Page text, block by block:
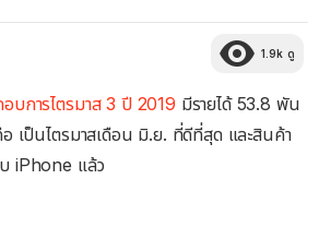
1.9k ดู
บการไตรมาส 3 ปี 2019 มีรายได้ 53.8 พัน
อ เป็นไตรมาสเดือน มิ.ย. ที่ดีที่สุด และสินค้า
iPhone แล้ว